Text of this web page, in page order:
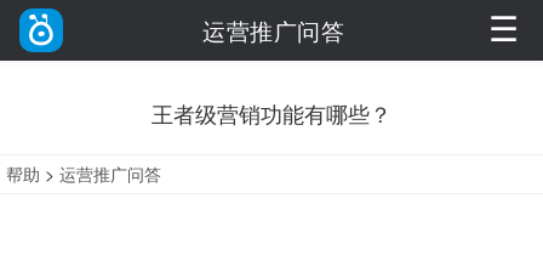
运营推广问答 ☰
王者级营销功能有哪些？
帮助 > 运营推广问答